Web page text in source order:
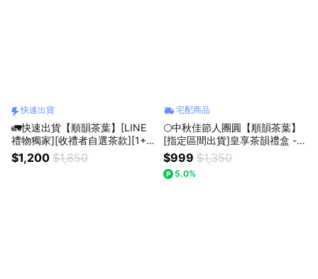
快速出貨
🚛快速出貨【順韻茶葉】[LINE
禮物獨家][收禮者自選茶款][1+1
組合] 梨山輕旅組 - 正統梨山茶8
3K｜梨山新佳陽｜陶瓷簡約便攜
$1,200 $1,850
宅配商品
🌕中秋佳節人團圓【順韻茶葉】
[指定區間出貨]皇享茶韻禮盒 -
正統梨山茶83K｜皇韻福壽山85
K｜茶葉禮盒｜送禮首選｜茗茶
傳情｜暖心套組｜祝福禮贈｜環
$999 $1,350
5.0%